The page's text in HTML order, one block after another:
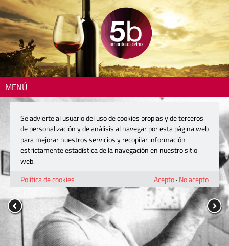
MENÚ
Se advierte al usuario del uso de cookies propias y de terceros
de personalización y de análisis al navegar por esta página web
para mejorar nuestros servicios y recopilar información
estrictamente estadística de la navegación en nuestro sitio
web.
Política de cookies
Acepto· No acepto